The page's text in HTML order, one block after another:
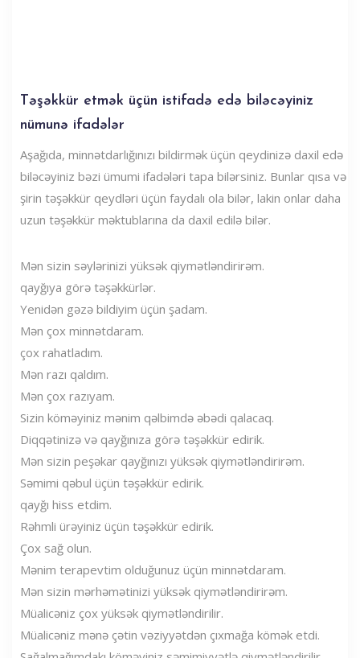
Təşəkkür etmək üçün istifadə edə biləcəyiniz
nümunə ifadələr
Aşağıda, minnətdarlığınızı bildirmək üçün qeydinizə daxil edə
biləcəyiniz bəzi ümumi ifadələri tapa bilərsiniz. Bunlar qısa və
şirin təşəkkür qeydləri üçün faydalı ola bilər, lakin onlar daha
uzun təşəkkür məktublarına da daxil edilə bilər.
Mən sizin səylərinizi yüksək qiymətləndirirəm.
qayğıya görə təşəkkürlər.
Yenidən gəzə bildiyim üçün şadam.
Mən çox minnətdaram.
çox rahatladım.
Mən razı qaldım.
Mən çox razıyam.
Sizin köməyiniz mənim qəlbimdə əbədi qalacaq.
Diqqətinizə və qayğınıza görə təşəkkür edirik.
Mən sizin peşəkar qayğınızı yüksək qiymətləndirirəm.
Səmimi qəbul üçün təşəkkür edirik.
qayğı hiss etdim.
Rəhmli ürəyiniz üçün təşəkkür edirik.
Çox sağ olun.
Mənim terapevtim olduğunuz üçün minnətdaram.
Mən sizin mərhəmətinizi yüksək qiymətləndirirəm.
Müalicəniz çox yüksək qiymətləndirilir.
Müalicəniz mənə çətin vəziyyətdən çıxmağa kömək etdi.